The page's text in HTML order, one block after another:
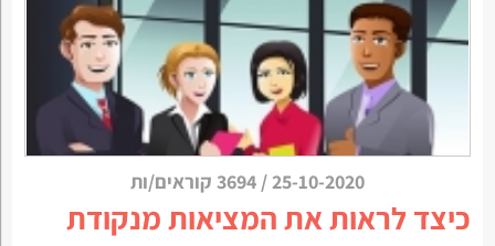
25-10-2020
/ 3694 קוראים/ות
כיצד לראות את המציאות מנקודת